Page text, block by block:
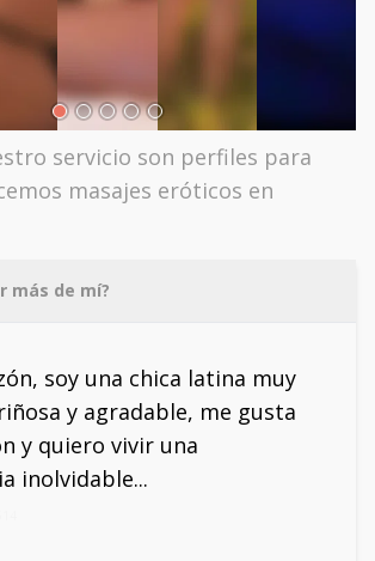
servicio son perfiles para
masajes eróticos en
más de mí?
soy una chica latina muy
y agradable, me gusta
y quiero vivir una
inolvidable...